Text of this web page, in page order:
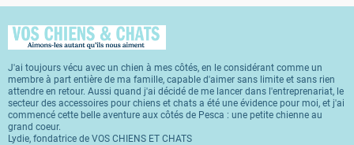
J'ai toujours vécu avec un chien à mes côtés, en le considérant comme un
membre à part entière de ma famille, capable d'aimer sans limite et sans rien
attendre en retour. Aussi quand j'ai décidé de me lancer dans l'entreprenariat, le
secteur des accessoires pour chiens et chats a été une évidence pour moi, et j'ai
commencé cette belle aventure aux côtés de Pesca : une petite chienne au
grand coeur.
Lydie, fondatrice de VOS CHIENS ET CHATS